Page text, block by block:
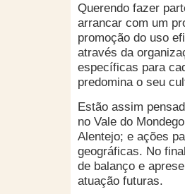
Querendo fazer
arrancar com um
promoção do uso
através da
específicas para
predomina o seu
Estão assim
no Vale do
Alentejo; e ações
geográficas. No
de balanço e
atuação futuras.